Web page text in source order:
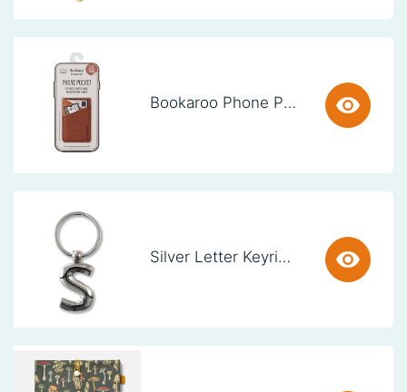
Bookaroo Phone Pocket - Brown
Silver Letter Keyring - S (set van 3)